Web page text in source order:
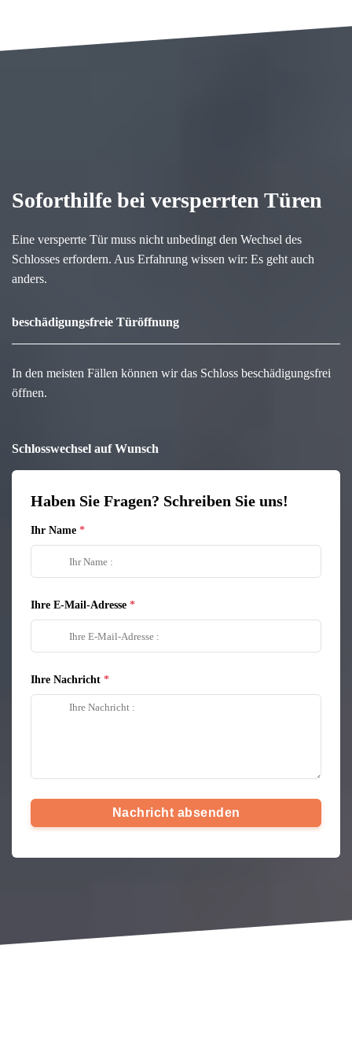
Soforthilfe bei versperrten Türen
Eine versperrte Tür muss nicht unbedingt den Wechsel des
Schlosses erfordern. Aus Erfahrung wissen wir: Es geht auch
anders.
beschädigungsfreie Türöffnung
In den meisten Fällen können wir das Schloss beschädigungsfrei
öffnen.
Schlosswechsel auf Wunsch
Haben Sie Fragen? Schreiben Sie uns!
Ihr Name
Ihre E-Mail-Adresse
Ihre Nachricht
Nachricht absenden